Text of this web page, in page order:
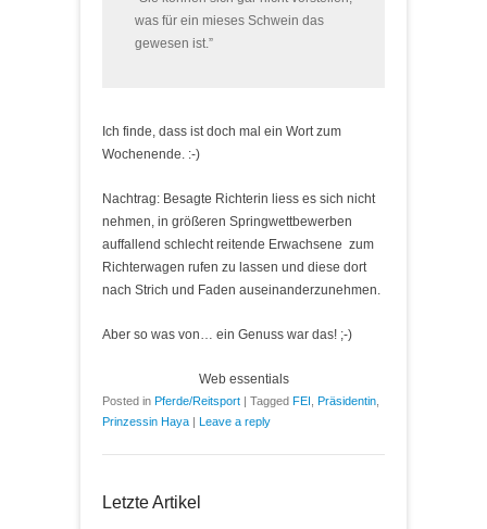
was für ein mieses Schwein das
gewesen ist.”
Ich finde, dass ist doch mal ein Wort zum
Wochenende. :-)
Nachtrag: Besagte Richterin liess es sich nicht
nehmen, in größeren Springwettbewerben
auffallend schlecht reitende Erwachsene zum
Richterwagen rufen zu lassen und diese dort
nach Strich und Faden auseinanderzunehmen.
Aber so was von… ein Genuss war das! ;-)
Web essentials
Posted in Pferde/Reitsport | Tagged FEI Präsidentin
Prinzessin Haya | Leave a reply
Letzte Artikel